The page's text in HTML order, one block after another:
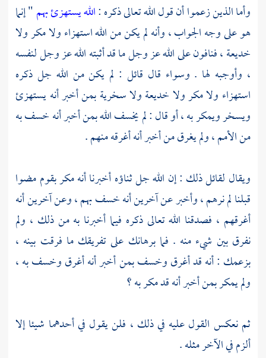
وأما الذين زعموا أن قول الله تعالى ذكره :الله يستهزئ بهم" إنما
هو على وجه الجواب ، وأنه لم يكن من الله استهزاء ولا مكر ولا
خديعة ، فنافون على الله عز وجل ما قد أثبته الله عز وجل لنفسه
، وأوجبه لها . وسواء قال قائل : لم يكن من الله جل ذكره
استهزاء ولا مكر ولا خديعة ولا سخرية بمن أخبر أنه يستهزئ
ويسخر ويمكر به ، أو قال : لم يخسف الله بمن أخبر أنه خسف به
من الأمم ، ولم يغرق من أخبر أنه أغرقه منهم .
ويقال لقائل ذلك : إن الله جل ثناؤه أخبرنا أنه مكر بقوم مضوا
قبلنا لم نرهم ، وأخبر عن آخرين أنه خسف بهم ، وعن آخرين أنه
أغرقهم ، فصدقنا الله تعالى ذكره فيما أخبرنا به من ذلك ، ولم
نفرق بين شيء منه . فما برهانك على تفريقك ما فرقت بينه ،
بزعمك : أنه قد أغرق وخسف بمن أخبر أنه أغرق وخسف به ،
ولم يمكر بمن أخبر أنه قد مكر به ؟
ثم نعكس القول عليه في ذلك ، فلن يقول في أحدهما شيئا إلا
ألزم في الآخر مثله .